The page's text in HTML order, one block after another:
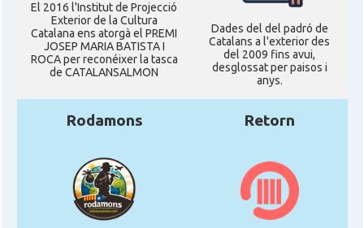
El 2016 l'Institut de Projecció
Exterior de la Cultura
Catalana ens atorgà el PREMI
JOSEP MARIA BATISTA I
ROCA per reconéixer la tasca
de CATALANSALMON
Dades del del padró de
Catalans a l'exterior des
del 2009 fins avui,
desglossat per paisos i
anys.
Rodamons Retorn